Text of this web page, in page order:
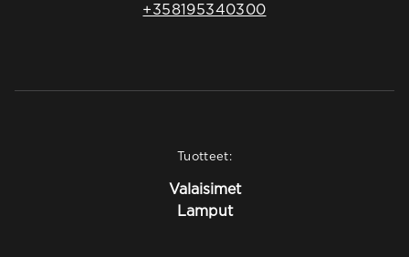
+358195340300
Tuotteet:
Valaisimet
Lamput